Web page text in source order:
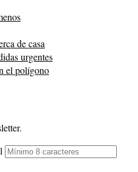
de casa
urgentes
el polígono